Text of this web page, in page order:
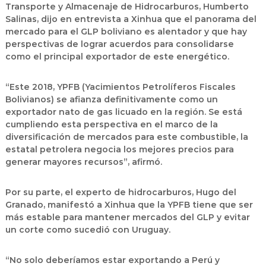
Transporte y Almacenaje de Hidrocarburos, Humberto
Salinas, dijo en entrevista a Xinhua que el panorama del
mercado para el GLP boliviano es alentador y que hay
perspectivas de lograr acuerdos para consolidarse
como el principal exportador de este energético.
“Este 2018, YPFB (Yacimientos Petrolíferos Fiscales
Bolivianos) se afianza definitivamente como un
exportador nato de gas licuado en la región. Se está
cumpliendo esta perspectiva en el marco de la
diversificación de mercados para este combustible, la
estatal petrolera negocia los mejores precios para
generar mayores recursos”, afirmó.
Por su parte, el experto de hidrocarburos, Hugo del
Granado, manifestó a Xinhua que la YPFB tiene que ser
más estable para mantener mercados del GLP y evitar
un corte como sucedió con Uruguay.
“No solo deberíamos estar exportando a Perú y